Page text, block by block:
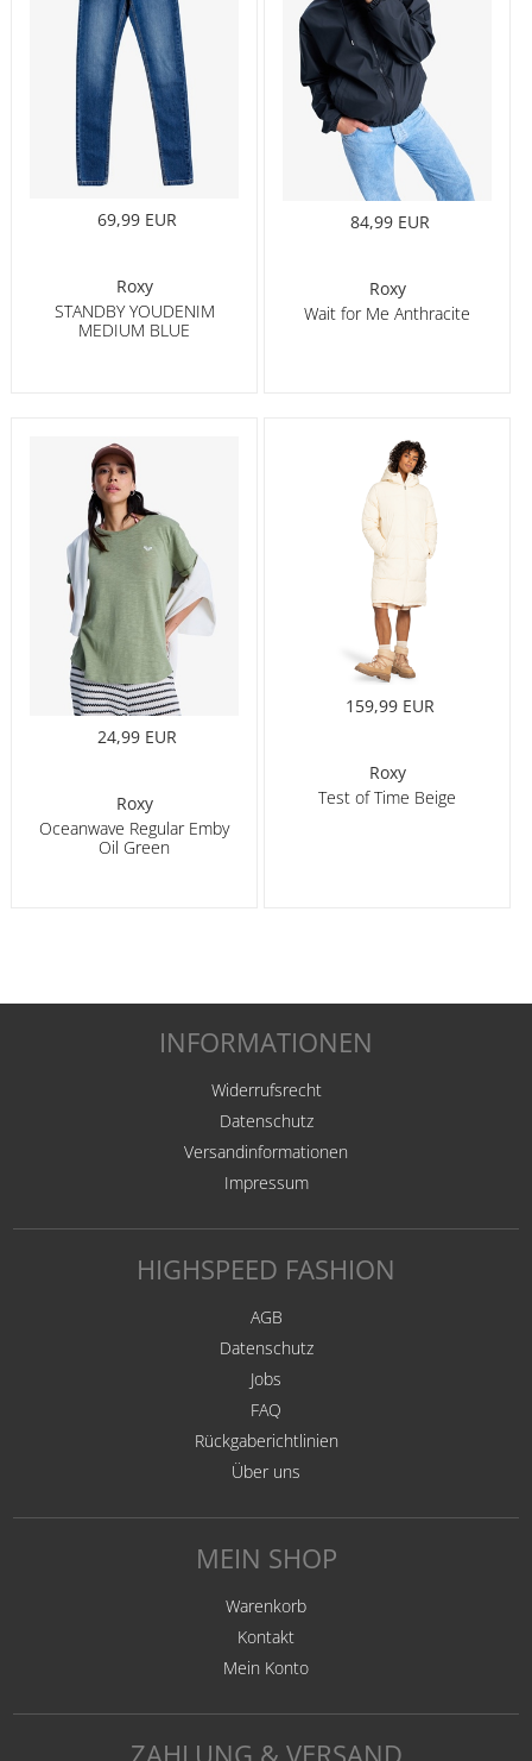
69,99 EUR
Roxy
STANDBY YOUDENIM
MEDIUM BLUE
84,99 EUR
Roxy
Wait for Me Anthracite
24,99 EUR
Roxy
Oceanwave Regular Emby
Oil Green
159,99 EUR
Roxy
Test of Time Beige
INFORMATIONEN
Widerrufsrecht
Datenschutz
Versandinformationen
Impressum
HIGHSPEED FASHION
AGB
Datenschutz
Jobs
FAQ
Rückgaberichtlinien
Über uns
MEIN SHOP
Warenkorb
Kontakt
Mein Konto